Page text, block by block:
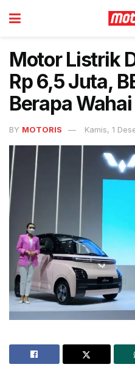
Motor Listrik
Rp 6,5 Juta,
Berapa
BY MOTORIS Kamis, 1